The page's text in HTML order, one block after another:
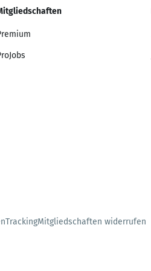
TrackingMitgliedschaften widerrufen